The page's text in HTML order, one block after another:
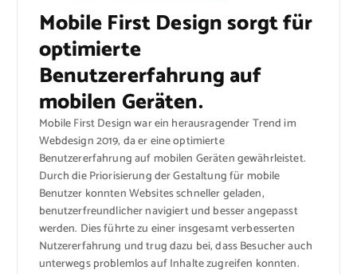
Mobile First Design sorgt für
optimierte
Benutzererfahrung auf
mobilen Geräten.
Mobile First Design war ein herausragender Trend im
Webdesign 2019, da er eine optimierte
Benutzererfahrung auf mobilen Geräten gewährleistet.
Durch die Priorisierung der Gestaltung für mobile
Benutzer konnten Websites schneller geladen,
benutzerfreundlicher navigiert und besser angepasst
werden. Dies führte zu einer insgesamt verbesserten
Nutzererfahrung und trug dazu bei, dass Besucher auch
unterwegs problemlos auf Inhalte zugreifen konnten.